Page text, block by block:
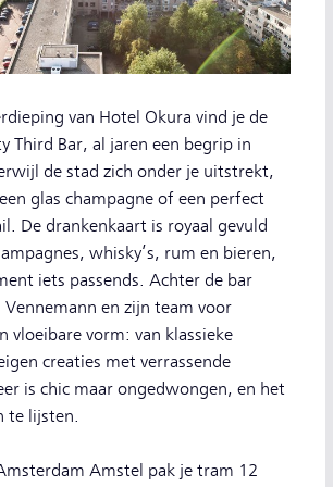
van Hotel Okura vind je de
Third Bar, al jaren een begrip in
de stad zich onder je uitstrekt,
glas champagne of een perfect
De drankenkaart is royaal gevuld
whisky’s, rum en bieren,
iets passends. Achter de bar
en zijn team voor
vloeibare vorm: van klassieke
creaties met verrassende
is chic maar ongedwongen, en het
te lijsten.
Amstel pak je tram 12